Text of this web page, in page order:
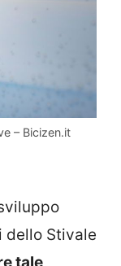
– Bicizen.it
dello Stivale
tale